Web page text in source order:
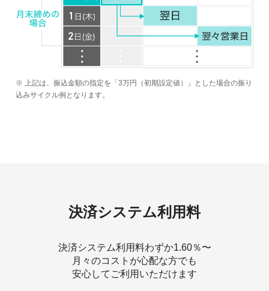
※ 上記は、振込金額の指定を「3万円（初期設定値）」とした場合の振り
込みサイクル例となります。
決済システム利用料
決済システム利用料わずか1.60％〜
月々のコストが心配な方でも
安心してご利用いただけます